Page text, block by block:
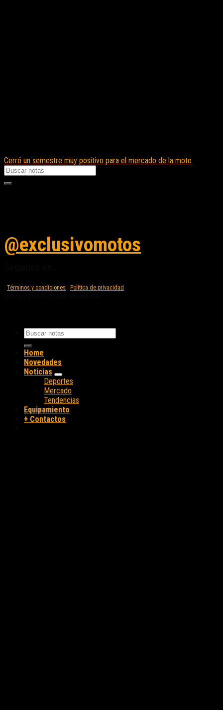
Cerró un semestre muy positivo para el mercado de la moto
@exclusivomotos
Términos y condiciones
Política de privacidad
Home
Novedades
Noticias
Deportes
Mercado
Tendencias
Equipamiento
+ Contactos